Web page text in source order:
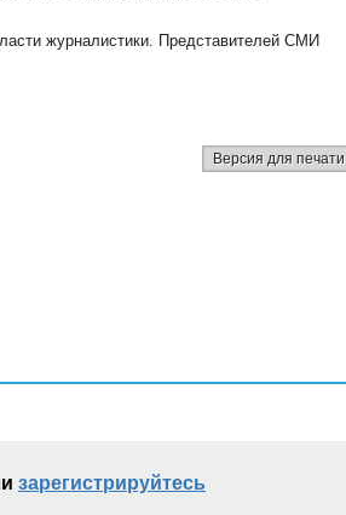
журналистики. Представителей СМИ
Версия для печати
зарегистрируйтесь